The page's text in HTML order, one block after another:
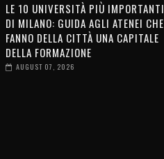
LE 10 UNIVERSITÀ PIÙ IMPORTANTI
DI MILANO: GUIDA AGLI ATENEI CHE
FANNO DELLA CITTÀ UNA CAPITALE
DELLA FORMAZIONE
AUGUST 07, 2026